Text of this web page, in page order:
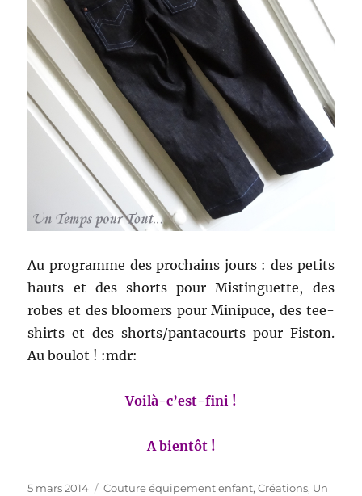
Au programme des prochains jours : des petits
hauts et des shorts pour Mistinguette, des
robes et des bloomers pour Minipuce, des tee-
shirts et des shorts/pantacourts pour Fiston.
Au boulot ! :mdr:
Voilà-c’est-fini !
A bientôt !
Publié
5 mars 2014 Catégories
Couture équipement enfant,Créations, Un